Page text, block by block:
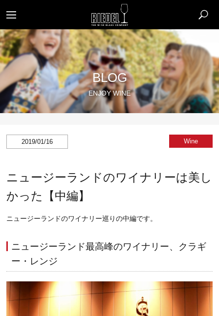
BLOG
ENJOY WINE
2019/01/16 Wine
ニュージーランドのワイナリーは美し
かった【中編】
ニュージーランドのワイナリー巡りの中編です。
ニュージーランド最高峰のワイナリー、クラギ
ー・レンジ